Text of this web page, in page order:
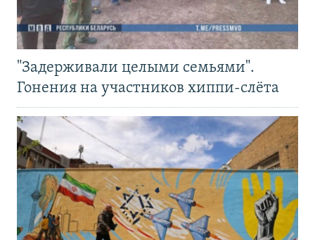
"Задерживали целыми семьями".
Гонения на участников хиппи-слёта